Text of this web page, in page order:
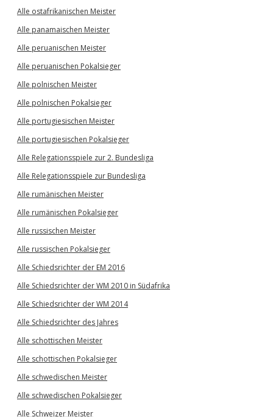
Alle ostafrikanischen Meister
Alle panamaischen Meister
Alle peruanischen Meister
Alle peruanischen Pokalsieger
Alle polnischen Meister
Alle polnischen Pokalsieger
Alle portugiesischen Meister
Alle portugiesischen Pokalsieger
Alle Relegationsspiele zur 2. Bundesliga
Alle Relegationsspiele zur Bundesliga
Alle rumänischen Meister
Alle rumänischen Pokalsieger
Alle russischen Meister
Alle russischen Pokalsieger
Alle Schiedsrichter der EM 2016
Alle Schiedsrichter der WM 2010 in Südafrika
Alle Schiedsrichter der WM 2014
Alle Schiedsrichter des Jahres
Alle schottischen Meister
Alle schottischen Pokalsieger
Alle schwedischen Meister
Alle schwedischen Pokalsieger
Alle Schweizer Meister